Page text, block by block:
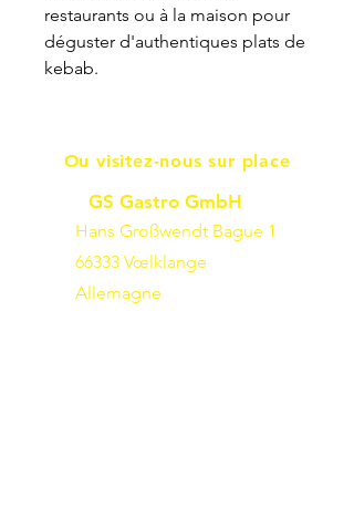
restaurants ou à la maison pour
déguster d'authentiques plats de
kebab.
Ou visitez-nous sur place
GS Gastro GmbH
Hans Großwendt Bague 1
66333 Vœlklange
Allemagne